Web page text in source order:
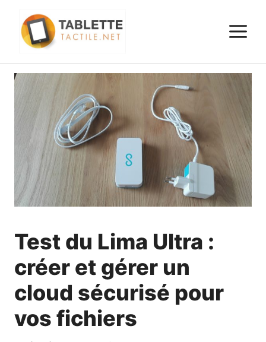
contenu
Test du Lima Ultra :
créer et gérer un
cloud sécurisé pour
vos fichiers